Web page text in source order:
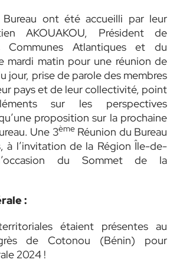
Bureau ont été accueilli par leur
AKOUAKOU, Président de
Communes Atlantiques et du
mardi matin pour une réunion de
jour, prise de parole des membres
pays et de leur collectivité, point
sur les perspectives
proposition sur la prochaine
Une 3èmeRéunion du Bureau
à l’invitation de la Région Île-de-
du Sommet de la
:
étaient présentes au
de Cotonou (Bénin) pour
2024 !